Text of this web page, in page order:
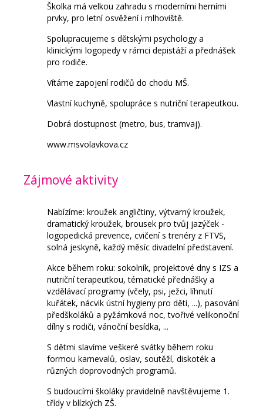
Školka má velkou zahradu s moderními herními
prvky, pro letní osvěžení i mlhoviště.
Spolupracujeme s dětskými psychology a
klinickými logopedy v rámci depistáží a přednášek
pro rodiče.
Vítáme zapojení rodičů do chodu MŠ.
Vlastní kuchyně, spolupráce s nutriční terapeutkou.
Dobrá dostupnost (metro, bus, tramvaj).
www.msvolavkova.cz
Zájmové aktivity
Nabízíme: kroužek angličtiny, výtvarný kroužek,
dramatický kroužek, brousek pro tvůj jazýček -
logopedická prevence, cvičení s trenéry z FTVS,
solná jeskyně, každý měsíc divadelní představení.
Akce během roku: sokolník, projektové dny s IZS a
nutriční terapeutkou, tématické přednášky a
vzdělávací programy (včely, psi, ježci, líhnutí
kuřátek, nácvik ústní hygieny pro děti, ...), pasování
předškoláků a pyžámková noc, tvořivé velikonoční
dílny s rodiči, vánoční besídka, ...
S dětmi slavíme veškeré svátky během roku
formou karnevalů, oslav, soutěží, diskoték a
různých doprovodných programů.
S budoucími školáky pravidelně navštěvujeme 1.
třídy v blízkých ZŠ.